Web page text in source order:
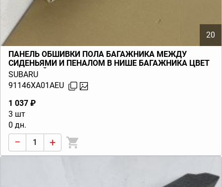
20
ПАНЕЛЬ ОБШИВКИ ПОЛА БАГАЖНИКА МЕЖДУ
СИДЕНЬЯМИ И ПЕНАЛОМ В НИШЕ БАГАЖНИКА ЦВЕТ
БЕЖЕВЫЙ TRIBECA B9 (W10) 2004-2010
SUBARU
91146XA01AEU
1 037 ₽
3 шт
0 дн.
− +